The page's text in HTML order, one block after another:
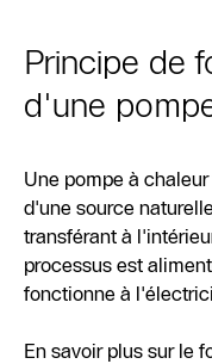
Principe de
d'une
Une pompe à
d'une source
transférant à
processus est
fonctionne à
En savoir plus sur le